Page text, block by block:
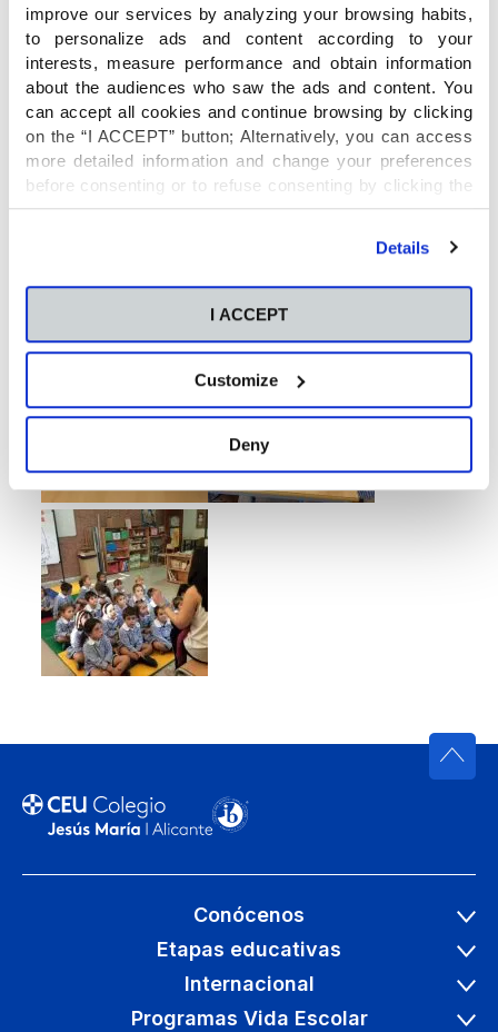
improve our services by analyzing your browsing habits,
to personalize ads and content according to your
interests, measure performance and obtain information
about the audiences who saw the ads and content. You
can accept all cookies and continue browsing by clicking
on the “I ACCEPT” button; Alternatively, you can access
more detailed information and change your preferences
before consenting or to refuse consenting by clicking the
"Personalize" button. For more information you can visit
Details
I ACCEPT
Customize
Deny
Conócenos
Etapas educativas
Internacional
Programas Vida Escolar